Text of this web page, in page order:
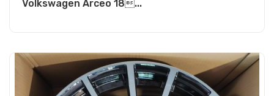
Volkswagen Arceo 18...